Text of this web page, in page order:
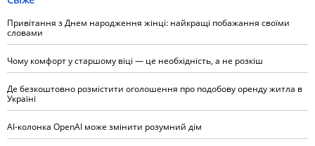
Привітання з Днем народження жінці: найкращі побажання своїми
словами
Чому комфорт у старшому віці — це необхідність, а не розкіш
Де безкоштовно розмістити оголошення про подобову оренду житла в
Україні
AI-колонка OpenAI може змінити розумний дім